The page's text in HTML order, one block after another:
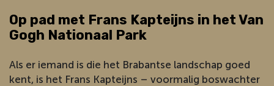
Op pad met Frans Kapteijns in het Van
Gogh Nationaal Park
Als er iemand is die het Brabantse landschap goed
kent, is het Frans Kapteijns – voormalig boswachter